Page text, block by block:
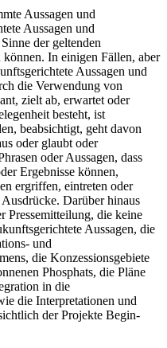
Aussagen und
Aussagen und
der geltenden
können. In einigen Fällen, aber
Aussagen und
die Verwendung von
zielt ab, erwartet oder
besteht, ist
beabsichtigt, geht davon
oder glaubt oder
oder Aussagen, dass
Ergebnisse können,
ergriffen, eintreten oder
Darüber hinaus
Pressemitteilung, die keine
Aussagen, die
und
die Konzessionsgebiete
Phosphats, die Pläne
in die
die Interpretationen und
der Projekte Begin-